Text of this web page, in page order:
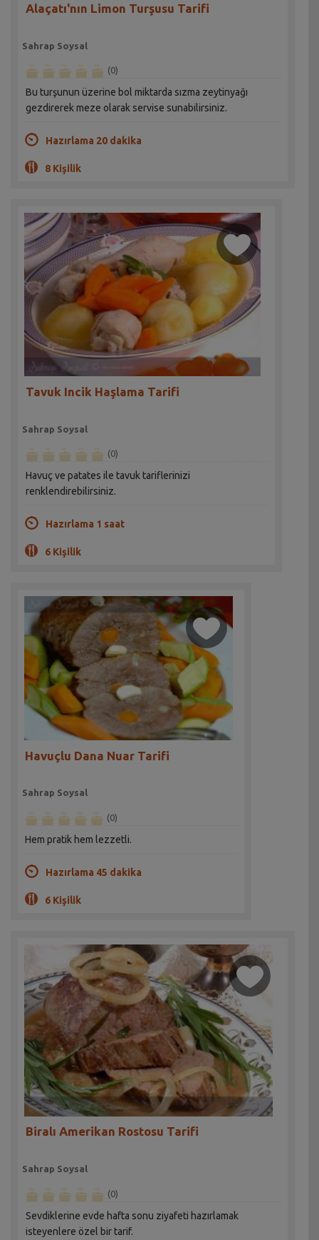
Alaçatı'nın Limon Turşusu Tarifi
Sahrap Soysal
(0)
Bu turşunun üzerine bol miktarda sızma zeytinyağı
gezdirerek meze olarak servise sunabilirsiniz.
Hazırlama 20 dakika
8 Kişilik
Tavuk Incik Haşlama Tarifi
Sahrap Soysal
(0)
Havuç ve patates ile tavuk tariflerinizi
renklendirebilirsiniz.
Hazırlama 1 saat
6 Kişilik
Havuçlu Dana Nuar Tarifi
Sahrap Soysal
(0)
Hem pratik hem lezzetli.
Hazırlama 45 dakika
6 Kişilik
Biralı Amerikan Rostosu Tarifi
Sahrap Soysal
(0)
Sevdiklerine evde hafta sonu ziyafeti hazırlamak
isteyenlere özel bir tarif.